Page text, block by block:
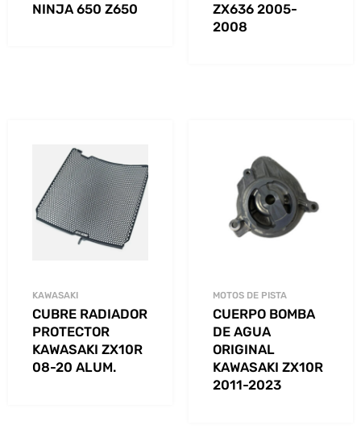
NINJA 650 Z650
ZX636 2005-
2008
KAWASAKI
CUBRE RADIADOR
PROTECTOR
KAWASAKI ZX10R
08-20 ALUM.
MOTOS DE PISTA
CUERPO BOMBA
DE AGUA
ORIGINAL
KAWASAKI ZX10R
2011-2023